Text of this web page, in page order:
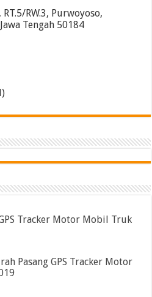
RW.3, Purwoyoso,
Tengah 50184
Tracker Motor Mobil Truk
Pasang GPS Tracker Motor